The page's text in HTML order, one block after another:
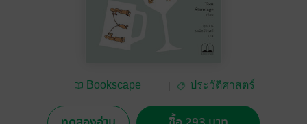
Bookscape
ประวัติศาสตร์